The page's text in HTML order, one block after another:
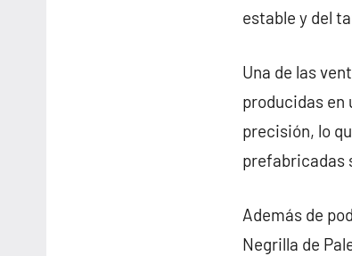
estable y del
Una de las
producidas en
precisión, lo
prefabricadas
Además de
Negrilla de